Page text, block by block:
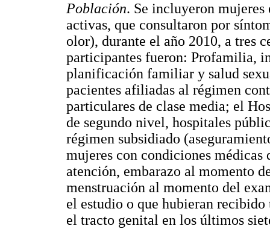
Población. Se incluyeron mujeres
activas, que consultaron por
olor), durante el año 2010, a tres
participantes fueron: Profamilia,
planificación familiar y salud
pacientes afiliadas al régimen
particulares de clase media; el
de segundo nivel, hospitales
régimen subsidiado
mujeres con condiciones
atención, embarazo al momento
menstruación al momento del
el estudio o que hubieran
el tracto genital en los últimos